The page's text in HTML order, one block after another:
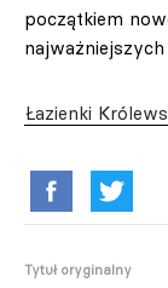
początkiem
Łazienki
Tytuł oryginalny